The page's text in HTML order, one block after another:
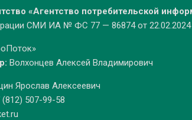
«Агентство потребительской
СМИ ИА № ФС 77 — 86874 от 22.02.2024
Волхонцев Алексей Владимирович
Ярослав Алексеевич
(812) 507-99-58